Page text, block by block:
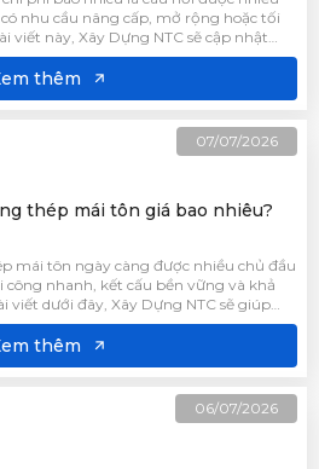
nhu cầu nâng cấp, mở rộng hoặc tối
viết này, Xây Dựng NTC sẽ cập nhật
mục cải tạo phổ biến cho nhà
thêm
07/07/2026
thép mái tôn giá bao nhiêu?
mái tôn ngày càng được nhiều chủ đầu
nhanh, kết cấu bền vững và khả
viết dưới đây, Xây Dựng NTC sẽ giúp
cùng những yếu tố ảnh hưởng để
thêm
06/07/2026